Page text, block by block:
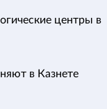
центры в
в Казнете